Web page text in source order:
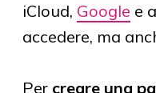
iCloud, Google e
accedere, ma
Per creare una